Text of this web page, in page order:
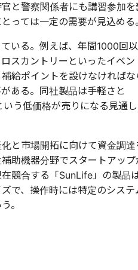
と警察関係者にも講習参加を
っては一定の需要が見込める
いる。例えば、年間1000回以
スカントリーといったイベン
給ポイントを設けなければな
ある。同社製品は手軽さと
う低価格が売りになる見通し
と市場開拓に向けて資金調達
助機器分野でスタートアップ
競合する「SunLife」の製品
で、操作時には特定のシステ
。